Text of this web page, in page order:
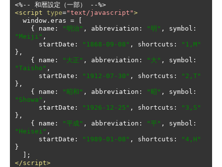
<%-- 和暦設定（一部） --
<script type="text/javascript">
  window
. eras =
[
{ name : "明治" , abbreviation : "明" , symbol :
"Meiji" ,
      startDate
: "1868-09-08" , shortcuts :
"1,M"
},
{ name : "大正" , abbreviation : "大" , symbol :
"Taisho" ,
      startDate
: "1912-07-30" , shortcuts :
"2,T"
},
{ name : "昭和" , abbreviation : "昭" , symbol :
"Showa" ,
      startDate
: "1926-12-25" , shortcuts :
"3,S"
},
{ name : "平成" , abbreviation : "平" , symbol :
"Heisei" ,
      startDate
: "1989-01-08" , shortcuts :
"4,H"
}
];
</script>